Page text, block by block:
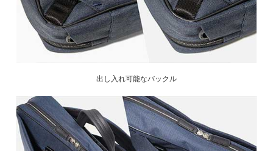
出し入れ可能なバックル